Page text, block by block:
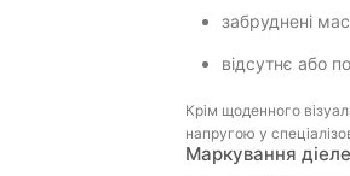
забруднені
відсутнє або
Крім щоденного
напругою у
Маркування